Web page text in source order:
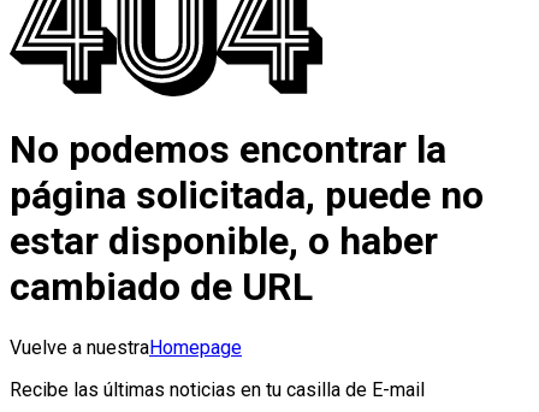
No podemos encontrar la
página solicitada, puede no
estar disponible, o haber
cambiado de URL
Vuelve a nuestraHomepage
Recibe las últimas noticias en tu casilla de E-mail